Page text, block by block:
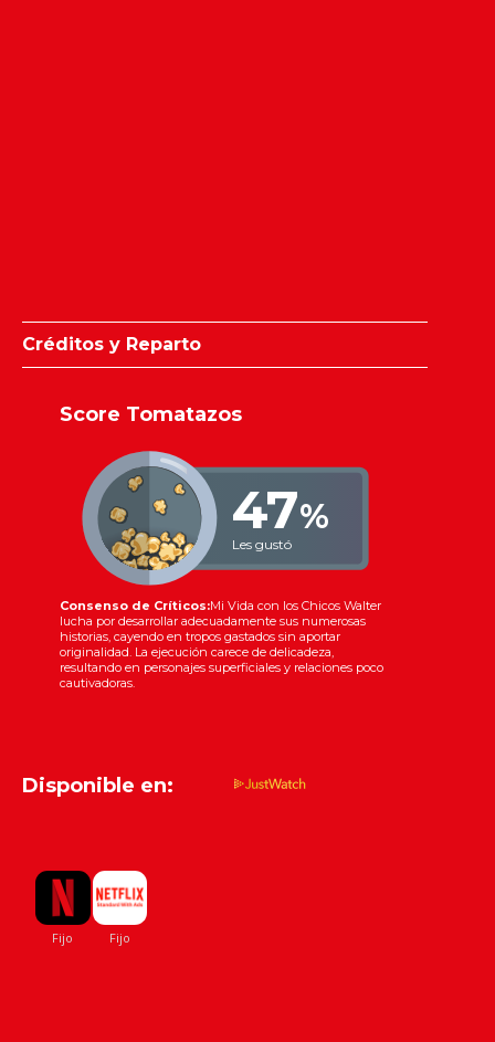
Créditos y Reparto
Score Tomatazos
47%
Les gustó
Consenso de Críticos:Mi Vida con los Chicos Walter
lucha por desarrollar adecuadamente sus numerosas
historias, cayendo en tropos gastados sin aportar
originalidad. La ejecución carece de delicadeza,
resultando en personajes superficiales y relaciones poco
cautivadoras.
Disponible en: